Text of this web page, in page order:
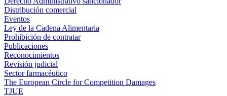
Distribución comercial
Eventos
Ley de la Cadena Alimentaria
Prohibición de contratar
Publicaciones
Reconocimientos
Revisión judicial
Sector farmacéutico
The European Circle for Competition Damages
TJUE